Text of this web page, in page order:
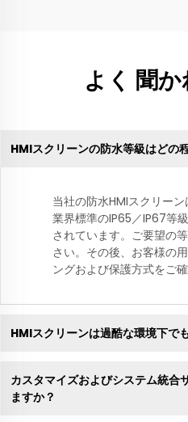
よく 聞
HMIスクリーンの防水等級はどの
当社の防水HMIスクリー
業界標準のIP65／IP67等
されています。ご要望の
さい。その後、お客様の
ングおよび保護方式をご
HMIスクリーンは過酷な環境下で
カスタマイズおよびシステム統合
ますか？